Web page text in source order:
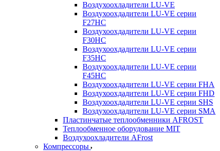
Воздухоохладители LU-VE
Воздухоохдадители LU-VE серии
F27HC
Воздухоохдадители LU-VE серии
F30HC
Воздухоохдадители LU-VE серии
F35HC
Воздухоохдадители LU-VE серии
F45HC
Воздухоохдадители LU-VE серии FHA
Воздухоохдадители LU-VE серии FHD
Воздухоохдадители LU-VE серии SHS
Воздухоохдадители LU-VE серии SMA
Пластинчатые теплообменники AFROST
Теплообменное оборудование MIT
Воздухоохладители AFrost
Компрессоры